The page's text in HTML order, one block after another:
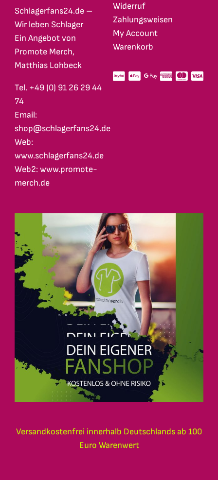
Schlagerfans24.de –
Wir leben Schlager
Ein Angebot von
Promote Merch,
Matthias Lohbeck
Tel. +49 (0) 91 26 29 44
74
Email:
shop@schlagerfans24.de
Web:
www.schlagerfans24.de
Web2: www.promote-
merch.de
Widerruf
Zahlungsweisen
My Account
Warenkorb
Versandkostenfrei innerhalb Deutschlands ab 100
Euro Warenwert